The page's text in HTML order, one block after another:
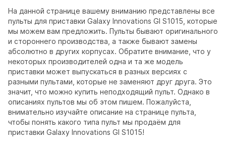
На данной странице вашему вниманию представлены все
пульты для приставки Galaxy Innovations GI S1015, которые
мы можем вам предложить. Пульты бывают оригинального
и стороннего производства, а также бывают замены
абсолютно в других корпусах. Обратите внимание, что у
некоторых производителей одна и та же модель
приставки может выпускаться в разных версиях с
разными пультами, которые не заменяют друг друга. Это
значит, что можно купить неподходящий пульт. Однако в
описаниях пультов мы об этом пишем. Пожалуйста,
внимательно изучайте описание на странице пульта,
чтобы понять какого типа пульт мы продаём для
приставки Galaxy Innovations GI S1015!